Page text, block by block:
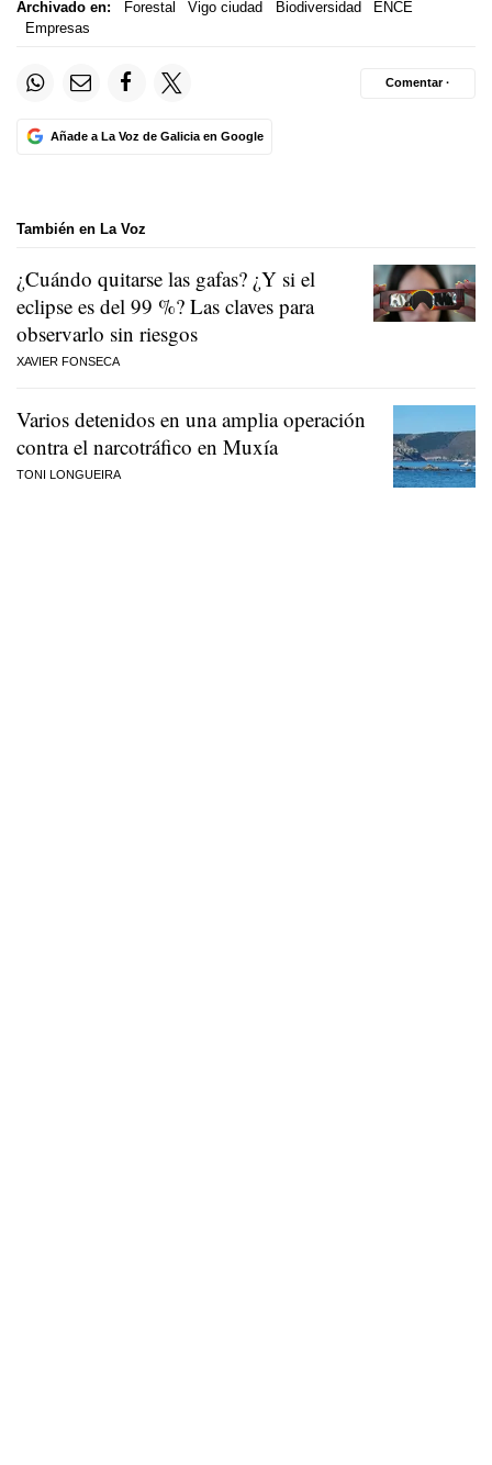
Archivado en: Forestal Vigo ciudad Biodiversidad
ENCE
Empresas
Añade a La Voz de Galicia en Google
Comentar ·
También en La Voz
¿Cuándo quitarse las gafas? ¿Y si el
eclipse es del 99 %? Las claves para
observarlo sin riesgos
XAVIER FONSECA
Varios detenidos en una amplia operación
contra el narcotráfico en Muxía
TONI LONGUEIRA